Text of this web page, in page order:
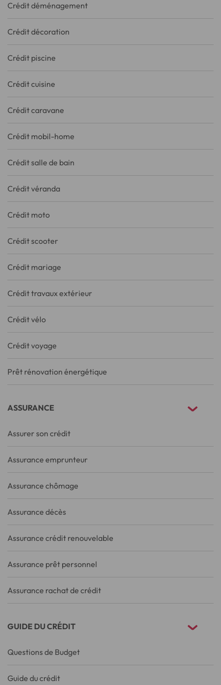
Crédit déménagement
Crédit décoration
Crédit piscine
Crédit cuisine
Crédit caravane
Crédit mobil-home
Crédit salle de bain
Crédit véranda
Crédit moto
Crédit scooter
Crédit mariage
Crédit travaux extérieur
Crédit vélo
Crédit voyage
Prêt rénovation énergétique
ASSURANCE
Assurer son crédit
Assurance emprunteur
Assurance chômage
Assurance décès
Assurance crédit renouvelable
Assurance prêt personnel
Assurance rachat de crédit
GUIDE DU CRÉDIT
Questions de Budget
Guide du crédit